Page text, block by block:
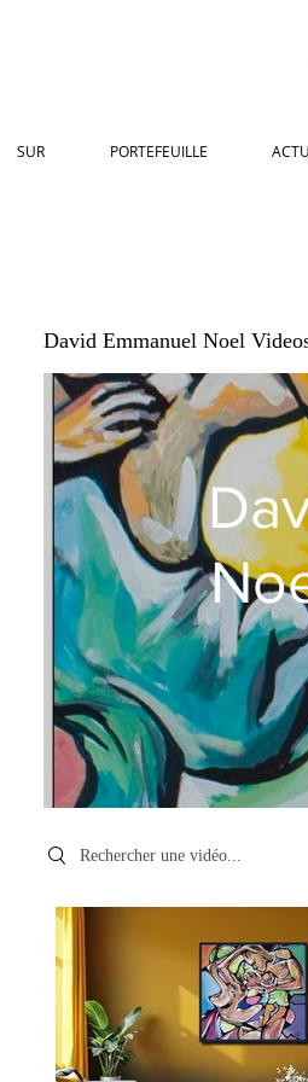
SUR PORTEFEUILLE
David Emmanuel Noel
Search videos